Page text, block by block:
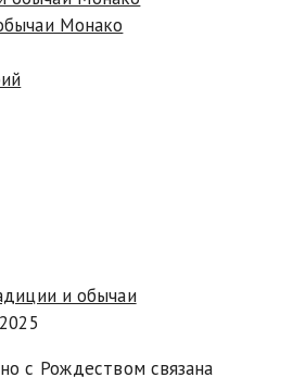
Монако
и обычаи
с Рождеством связана